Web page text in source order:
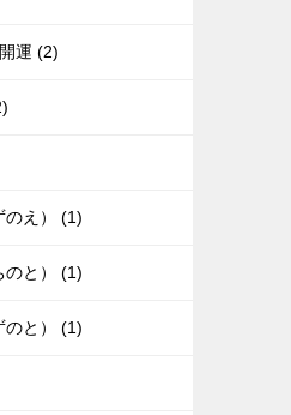
運 (2)
のえ） (1)
のと） (1)
のと） (1)